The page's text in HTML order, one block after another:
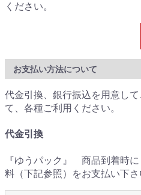
ください。
お支払い方法について
代金引換、銀行振込を用意し
て、各種ご利用ください。
代金引換
『ゆうパック』 商品到着時
料（下記参照）をお支払い下さ